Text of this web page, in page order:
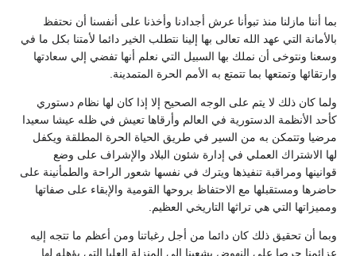
بما أننا مازلنا منذ تبوأنا عرش أجدادنا وأخذنا على أنفسنا أن نحتفظ
بالأمانة التي عهد الله تعالى بها إلينا نتطلب الخير دائما لأمتنا بكل ما في
وسعنا ونتوخى أن نملك بها السبيل التي نعلم أنها تفضي إلي سعادتها
وارتقائها وتمتعها بما تتمتع به الأمم الحرة المتمدينة.
ولما كان ذلك لا يتم على الوجه الصحيح إلا إذا كان لها نظام دستوري
كأحد الأنظمة الدستورية في العالم وأرقاها تعيش في ظله عيشا سعيدا
مرضيا وتتمكن به من السير في طريق الحياة الحرة المطلقة ويكفل
لها الاشتراك العملي في إدارة شئون البلاد والإشراف على وضع
قوانينها ومراقبة تنفيذها ويترك في نفسها شعور الراحة والطمأنينة على
حاضرها ومستقبلها مع الاحتفاظ بروحها القومية والإبقاء على صفاتها
ومميزاتها التي هي تراثها التاريخي العظيم.
وبما أن تحقيق ذلك كان دائما من أجل رغباتنا ومن أعظم ما تتجه إليه
عزائمنا حرصا على النهوض بشعبنا إلي المنزلة العليا التي يؤهله لها